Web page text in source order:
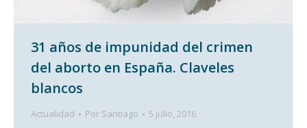
31 años de impunidad del crimen
del aborto en España. Claveles
blancos
Actualidad Por Santiago 5 julio, 2016